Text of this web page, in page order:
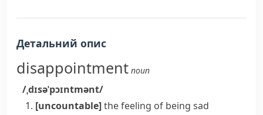
Детальний опис
disappointment noun
/ˌdɪsəˈpɔɪntmənt/
[uncountable]the feeling of being sad